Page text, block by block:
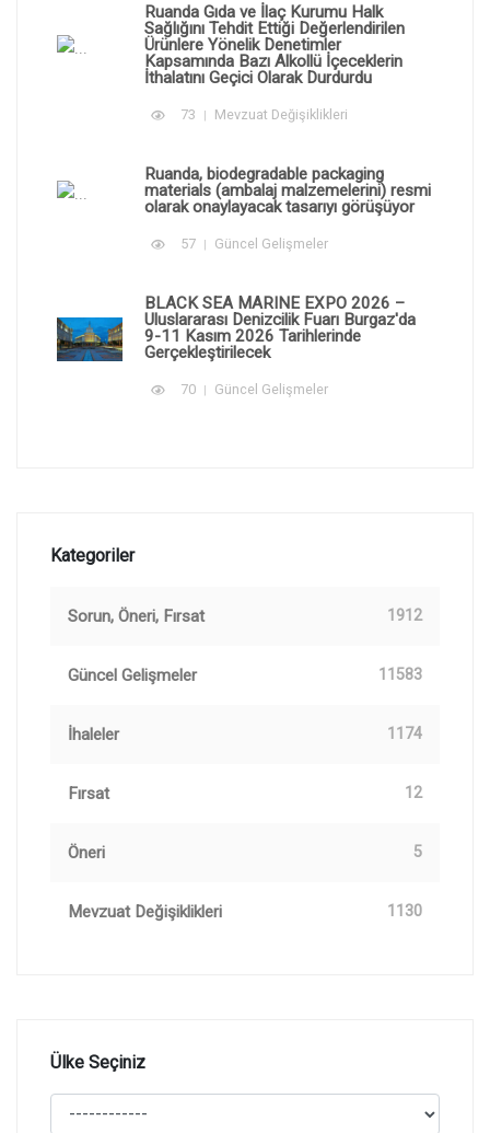
Ruanda Gıda ve İlaç Kurumu Halk
Sağlığını Tehdit Ettiği Değerlendirilen
Ürünlere Yönelik Denetimler
Kapsamında Bazı Alkollü İçeceklerin
İthalatını Geçici Olarak Durdurdu
73 Mevzuat Değişiklikleri
Ruanda, biodegradable packaging
materials (ambalaj malzemelerini) resmi
olarak onaylayacak tasarıyı görüşüyor
57 Güncel Gelişmeler
BLACK SEA MARINE EXPO 2026 –
Uluslararası Denizcilik Fuarı Burgaz'da
9-11 Kasım 2026 Tarihlerinde
Gerçekleştirilecek
70 Güncel Gelişmeler
Kategoriler
Sorun, Öneri, Fırsat 1912
Güncel Gelişmeler 11583
İhaleler 1174
Fırsat 12
Öneri 5
Mevzuat Değişiklikleri 1130
Ülke Seçiniz